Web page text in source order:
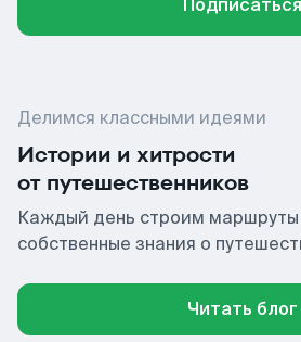
Подписаться
Делимся классными идеями
Истории и хитрости
от путешественников
Каждый день строим маршруты
собственные знания о
Читать блог